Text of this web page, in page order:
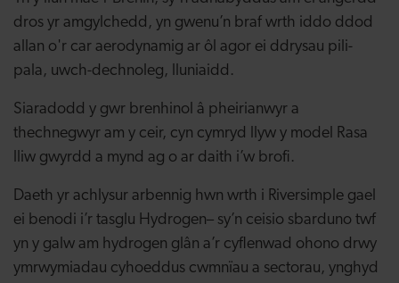
dros yr amgylchedd, yn gwenu’n braf wrth iddo ddod
allan o'r car aerodynamig ar ôl agor ei ddrysau pili-
pala, uwch-dechnoleg, lluniaidd.
Siaradodd y gwr brenhinol â pheirianwyr a
thechnegwyr am y ceir, cyn cymryd llyw y model Rasa
lliw gwyrdd a mynd ag o ar daith i’w brofi.
Daeth yr achlysur arbennig hwn wrth i Riversimple gael
ei benodi i’r tasglu Hydrogen– sy’n ceisio sbarduno twf
yn y galw am hydrogen glân a’r cyflenwad ohono drwy
ymrwymiadau cyhoeddus cwmnïau a sectorau, ynghyd